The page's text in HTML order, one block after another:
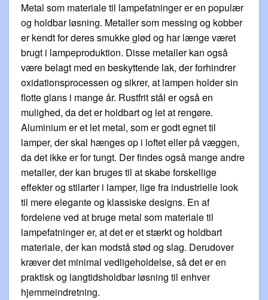
Metal som materiale til lampefatninger er en populær
og holdbar løsning. Metaller som messing og kobber
er kendt for deres smukke glød og har længe været
brugt i lampeproduktion. Disse metaller kan også
være belagt med en beskyttende lak, der forhindrer
oxidationsprocessen og sikrer, at lampen holder sin
flotte glans i mange år. Rustfrit stål er også en
mulighed, da det er holdbart og let at rengøre.
Aluminium er et let metal, som er godt egnet til
lamper, der skal hænges op i loftet eller på væggen,
da det ikke er for tungt. Der findes også mange andre
metaller, der kan bruges til at skabe forskellige
effekter og stilarter i lamper, lige fra industrielle look
til mere elegante og klassiske designs. En af
fordelene ved at bruge metal som materiale til
lampefatninger er, at det er et stærkt og holdbart
materiale, der kan modstå stød og slag. Derudover
kræver det minimal vedligeholdelse, så det er en
praktisk og langtidsholdbar løsning til enhver
hjemmeindretning.